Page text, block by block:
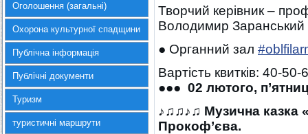
Оголошення (загальні)
Охорона культурної спадщини
Публічна інформація
Публічні документи
Туризм
туристичні маршрути
Творчий керівник –
Володимир Заранський
● Органний зал
Вартість квитків: 40-50-
●●● 02 лютого,
♪♫♫♪♫ Музична казка
Прокоф’єва.